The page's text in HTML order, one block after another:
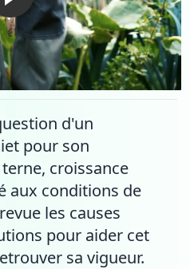
d'un
pour son
croissance
aux conditions de
les causes
pour aider cet
sa vigueur.